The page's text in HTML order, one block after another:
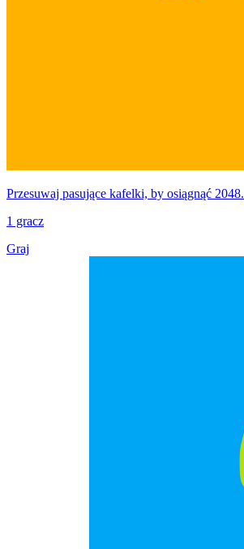
Przesuwaj pasujące kafelki, by osiągnąć 2048.
1 gracz
Graj